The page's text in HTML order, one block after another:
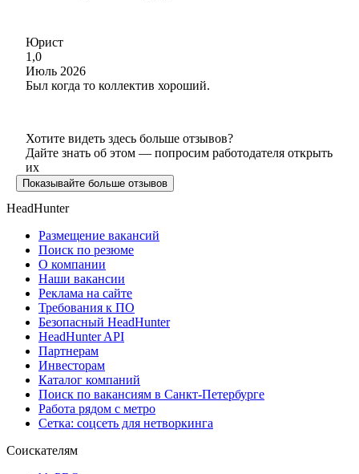
Юрист
1,0
Июль 2026
Был когда то коллектив хороший.
Хотите видеть здесь больше отзывов?
Дайте знать об этом — попросим работодателя открыть
их
Показывайте больше отзывов
HeadHunter
Размещение вакансий
Поиск по резюме
О компании
Наши вакансии
Реклама на сайте
Требования к ПО
Безопасный HeadHunter
HeadHunter API
Партнерам
Инвесторам
Каталог компаний
Поиск по вакансиям в Санкт-Петербурге
Работа рядом с метро
Сетка: соцсеть для нетворкинга
Соискателям